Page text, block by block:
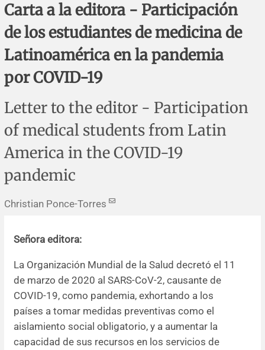
Errata y notas de reserva
Agradecimientos
Impressum
Revisiones sistemáticas
Protocolos
Evaluaciones económicas
Revisiones clínicas
Artículos de revisión
Notas metodológicas
Comunicaciones breves
Problemas de salud pública
Notas históricas y reseñas
Ensayos
Reporte de caso
Notas técnicas
Práctica clínica
Descripción
Política de cobros
Instrucciones para autores
Patrocinadores y financiamiento
Editores
Comité editorial
Resúmenes de congresos
Noticias
Carta a la editora - Participación
de los estudiantes de medicina de
Latinoamérica en la pandemia
por COVID-19
Letter to the editor - Participation
of medical students from Latin
America in the COVID-19
pandemic
Christian Ponce-Torres
Señora editora:
La Organización Mundial de la Salud decretó el 11
de marzo de 2020 al SARS-CoV-2, causante de
COVID-19, como pandemia, exhortando a los
países a tomar medidas preventivas como el
aislamiento social obligatorio, y a aumentar la
capacidad de sus recursos en los servicios de